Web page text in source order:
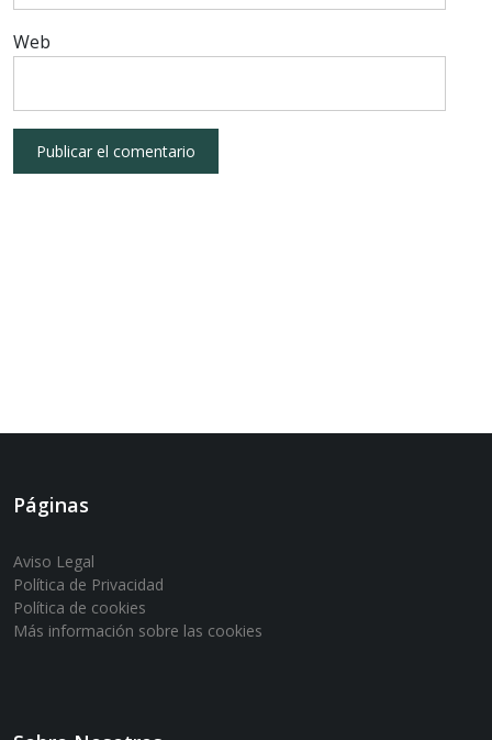
Web
Páginas
Aviso Legal
Política de Privacidad
Política de cookies
Más información sobre las cookies